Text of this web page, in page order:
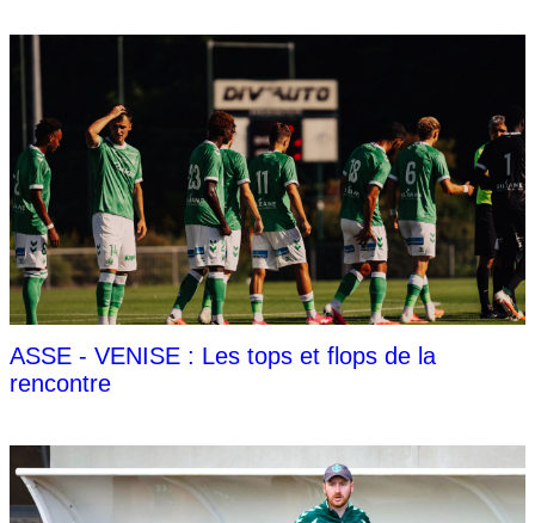
ASSE - VENISE : Les tops et flops de la
rencontre